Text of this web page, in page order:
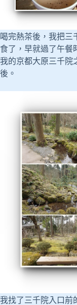
喝完熱茶後，我把三
食了，早就過了午餐
我的京都大原三千院
後。
我找了三千院入口前